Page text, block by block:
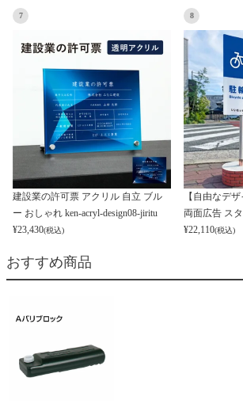
7
建設業の許可票 アクリル 自立 ブル
ー おしゃれ ken-acryl-design08-jiritu
¥23,430(税込)
8
【自由なデ
両面広告 ス
¥22,110(税込)
おすすめ商品